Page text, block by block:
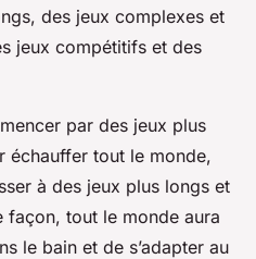
des jeux complexes et
jeux compétitifs et des
par des jeux plus
échauffer tout le monde,
à des jeux plus longs et
façon, tout le monde aura
le bain et de s’adapter au